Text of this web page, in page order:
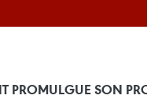
PROMULGUE SON